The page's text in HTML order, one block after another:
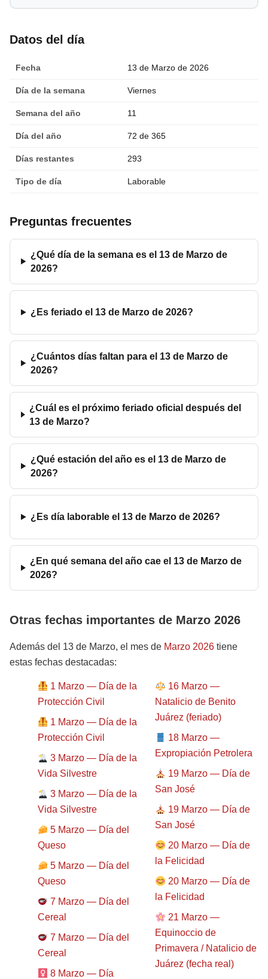
Datos del día
Fecha 13 de Marzo de 2026
Día de la semana Viernes
Semana del año 11
Día del año 72 de 365
Días restantes 293
Tipo de día Laborable
Preguntas frecuentes
¿Qué día de la semana es el 13 de Marzo de
2026?
¿Es feriado el 13 de Marzo de 2026?
¿Cuántos días faltan para el 13 de Marzo de
2026?
¿Cuál es el próximo feriado oficial después del
13 de Marzo?
¿Qué estación del año es el 13 de Marzo de
2026?
¿Es día laborable el 13 de Marzo de 2026?
¿En qué semana del año cae el 13 de Marzo de
2026?
Otras fechas importantes de Marzo 2026
Además del 13 de Marzo, el mes de Marzo 2026 tiene
estas fechas destacadas:
1 Marzo — Día de la
Protección Civil
1 Marzo — Día de la
Protección Civil
3 Marzo — Día de la
Vida Silvestre
3 Marzo — Día de la
Vida Silvestre
5 Marzo — Día del
Queso
5 Marzo — Día del
Queso
7 Marzo — Día del
Cereal
7 Marzo — Día del
Cereal
8 Marzo — Día
16 Marzo —
Natalicio de Benito
Juárez (feriado)
18 Marzo —
Expropiación Petrolera
19 Marzo — Día de
San José
19 Marzo — Día de
San José
20 Marzo — Día de
la Felicidad
20 Marzo — Día de
la Felicidad
21 Marzo —
Equinoccio de
Primavera / Natalicio de
Juárez (fecha real)